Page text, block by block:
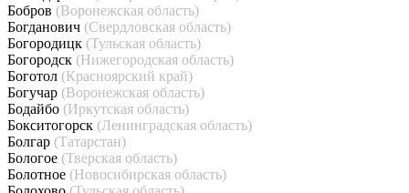
Бобров (Воронежская область)
Богданович (Свердловская область)
Богородицк (Тульская область)
Богородск (Нижегородская область)
Боготол (Красноярский край)
Богучар (Воронежская область)
Бодайбо (Иркутская область)
Бокситогорск (Ленинградская область)
Болгар (Татарстан)
Бологое (Тверская область)
Болотное (Новосибирская область)